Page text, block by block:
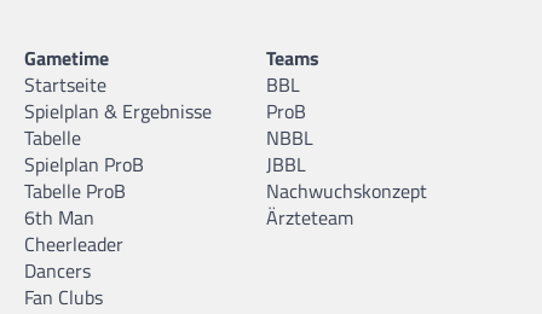
Gametime
Startseite
Spielplan & Ergebnisse
Tabelle
Spielplan ProB
Tabelle ProB
6th Man
Cheerleader
Dancers
Fan Clubs
Teams
BBL
ProB
NBBL
JBBL
Nachwuchskonzept
Ärzteteam